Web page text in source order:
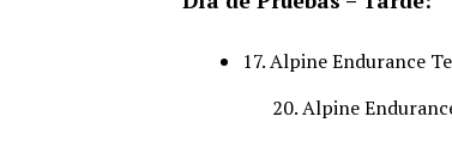
17. Alpine Endurance
Alpine